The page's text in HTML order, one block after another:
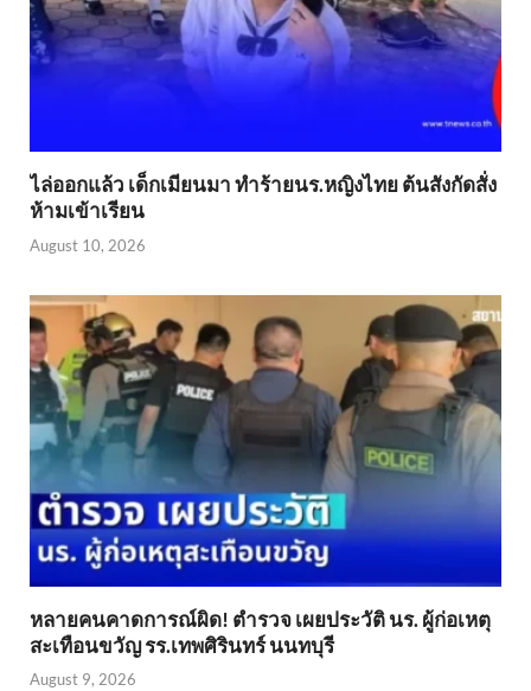
ไล่ออกแล้ว เด็กเมียนมา ทำร้ายนร.หญิงไทย ต้นสังกัดสั่ง
ห้ามเข้าเรียน
August 10, 2026
หลายคนคาดการณ์ผิด! ตำรวจ เผยประวัติ นร. ผู้ก่อเหตุ
สะเทือนขวัญ รร.เทพศิรินทร์ นนทบุรี
August 9, 2026